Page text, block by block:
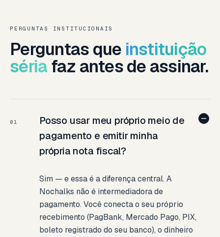
PERGUNTAS INSTITUCIONAIS
Perguntas que instituição
séria faz antes de assinar.
01
Posso usar meu próprio meio de
pagamento e emitir minha
própria nota fiscal?
Sim — e essa é a diferença central. A
Nochalks não é intermediadora de
pagamento. Você conecta o seu próprio
recebimento (PagBank, Mercado Pago, PIX,
boleto registrado do seu banco), o dinheiro